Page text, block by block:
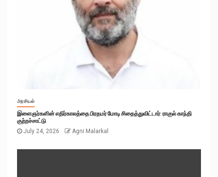
அரசியல்
இளைஞர்களின் எதிர்காலத்தை பிரதமர் மோடி சிதைத்துவிட்டார்: ராகுல் காந்தி
குற்றச்சாட்டு
July 24, 2026
Agni Malarkal